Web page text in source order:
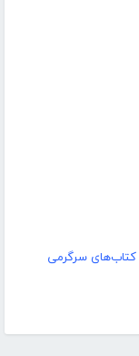
کتاب‌های سرگرمی